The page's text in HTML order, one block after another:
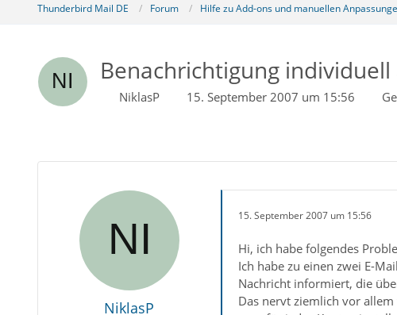
Thunderbird Mail DE Forum Hilfe zu Add-ons und manuellen
Benachrichtigung
NiklasP 15. September 2007 um 15:56
NiklasP
15. September 2007 um 15:56
Hi, ich habe folgendes
Ich habe zu einen zwei E-
Nachricht informiert, die
Das nervt ziemlich vor